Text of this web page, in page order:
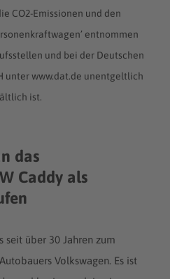
CO2-Emissionen und den
entnommen
und bei der Deutschen
unter www.dat.de unentgeltlich
ist.
das
Caddy als
seit über 30 Jahren zum
Volkswagen. Es ist